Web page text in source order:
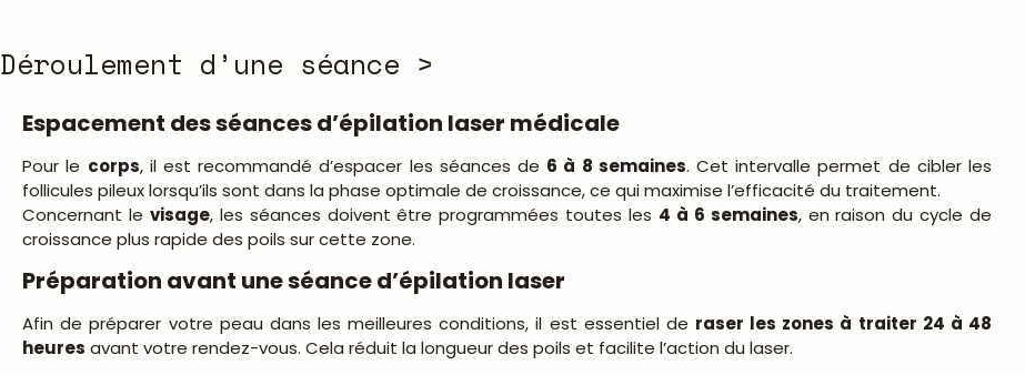
Déroulement d’une séance >
Espacement des séances d’épilation laser médicale
Pour le corps, il est recommandé d’espacer les séances de 6 à 8 semaines. Cet intervalle permet de cibler les
follicules pileux lorsqu’ils sont dans la phase optimale de croissance, ce qui maximise l’efficacité du traitement.
Concernant le visage, les séances doivent être programmées toutes les 4 à 6 semaines, en raison du cycle de
croissance plus rapide des poils sur cette zone.
Préparation avant une séance d’épilation laser
Afin de préparer votre peau dans les meilleures conditions, il est essentiel de raser les zones à traiter 24 à 48
heures avant votre rendez-vous. Cela réduit la longueur des poils et facilite l’action du laser.